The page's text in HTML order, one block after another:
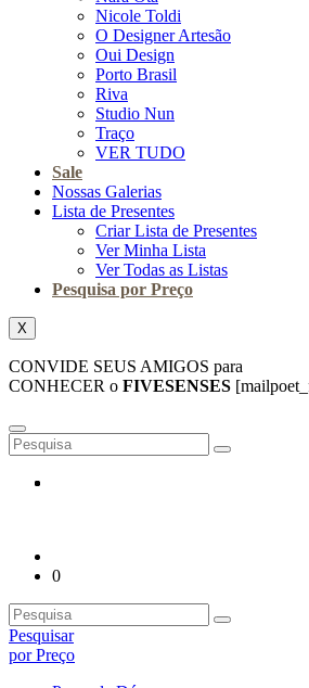
Nicole Toldi
O Designer Artesão
Oui Design
Porto Brasil
Riva
Studio Nun
Traço
VER TUDO
Sale
Nossas Galerias
Lista de Presentes
Criar Lista de Presentes
Ver Minha Lista
Ver Todas as Listas
Pesquisa por Preço
X
CONVIDE SEUS AMIGOS para
CONHECER o FIVESENSES
0
Pesquisar
por Preço